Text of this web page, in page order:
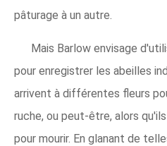
pâturage à un autre.
Mais Barlow envisage
pour enregistrer les abeilles
arrivent à différentes fleurs
ruche, ou peut-être, alors
pour mourir. En glanant de